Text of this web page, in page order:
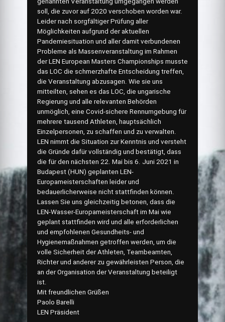
soll, die zuvor auf 2020 verschoben worden war.
Leider nach sorgfältiger Prüfung aller
Möglichkeiten aufgrund der aktuellen
Pandemiesituation und aller damit verbundenen
Probleme als Massenveranstaltung im Rahmen
der LEN European Masters Championships musste
das LOC die schmerzhafte Entscheidung treffen,
die Veranstaltung abzusagen. Wie sie uns
mitteilten, sehen es das LOC, die ungarische
Regierung und alle relevanten Behörden
unmöglich, eine Covid-sichere Rennumgebung für
mehrere tausend Athleten, hauptsächlich
Einzelpersonen, zu schaffen und zu verwalten.
LEN nimmt die Situation zur Kenntnis und versteht
die Gründe dafür vollständig und bestätigt, dass
die für den nächsten 22. Mai bis 6. Juni 2021 in
Budapest (HUN) geplanten LEN-
Europameisterschaften leider und
bedauerlicherweise nicht stattfinden können.
Lassen Sie uns gleichzeitig betonen, dass die
LEN-Wasser-Europameisterschaft im Mai wie
geplant stattfinden wird und alle erforderlichen
und empfohlenen Gesundheits- und
Hygienemaßnahmen getroffen werden, um die
volle Sicherheit der Athleten, Teambeamten,
Richter und anderer zu gewährleisten Person, die
an der Organisation der Veranstaltung beteiligt
ist.
Mit freundlichen Grüßen
Paolo Barelli
LEN Präsident